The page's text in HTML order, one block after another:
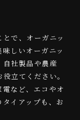
で、オーガニッ
しいオーガニッ
自社製品や農産
立てください。
など、エコやオ
イアップも、お